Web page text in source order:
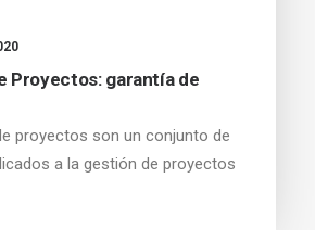
Proyectos: garantía de
proyectos son un conjunto de
a la gestión de proyectos